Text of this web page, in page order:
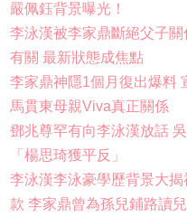
嚴佩鈺背景曝光！
李泳漢被李家鼎斷絕父子
有關 最新狀態成焦點
李家鼎神隱1個月復出爆料
馬貫東母親Viva真正關係
鄧兆尊罕有向李泳漢放話
「楊思琦獲平反」
李泳漢李泳豪學歷背景大
款 李家鼎曾為孫兒鋪路讀